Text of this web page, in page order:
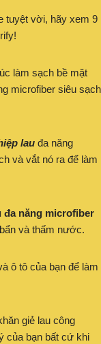
tuyệt vời, hãy xem 9
làm sạch bề mặt
microfiber siêu sạch
lau đa năng
và vắt nó ra để làm
đa năng microfiber
và thấm nước.
ô tô của bạn để làm
giẻ lau công
của bạn bất cứ khi